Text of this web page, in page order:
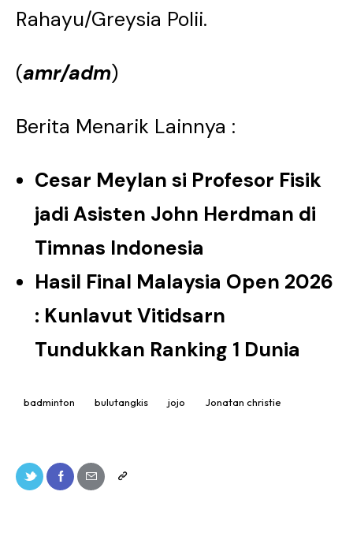
Rahayu/Greysia Polii.
(amr/adm)
Berita Menarik Lainnya :
Cesar Meylan si Profesor Fisik
jadi Asisten John Herdman di
Timnas Indonesia
Hasil Final Malaysia Open 2026
: Kunlavut Vitidsarn
Tundukkan Ranking 1 Dunia
badminton bulutangkis jojo Jonatan christie